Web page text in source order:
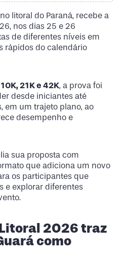
litoral do Paraná, recebe a
nos dias 25 e 26
de diferentes níveis em
rápidos do calendário
21K e 42K, a prova foi
desde iniciantes até
em um trajeto plano, ao
desempenho e
sua proposta com
que adiciona um novo
os participantes que
e explorar diferentes
2026 traz
como